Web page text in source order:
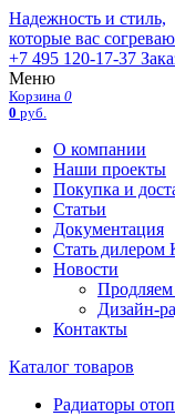
Надежность и стиль,
которые вас
+7 495 120-17-37
Меню
Корзина 0
0 руб.
О компании
Наши проекты
Покупка и
Статьи
Документация
Стать дилером
Новости
Продляем
Дизайн-
Контакты
Каталог товаров
Радиаторы